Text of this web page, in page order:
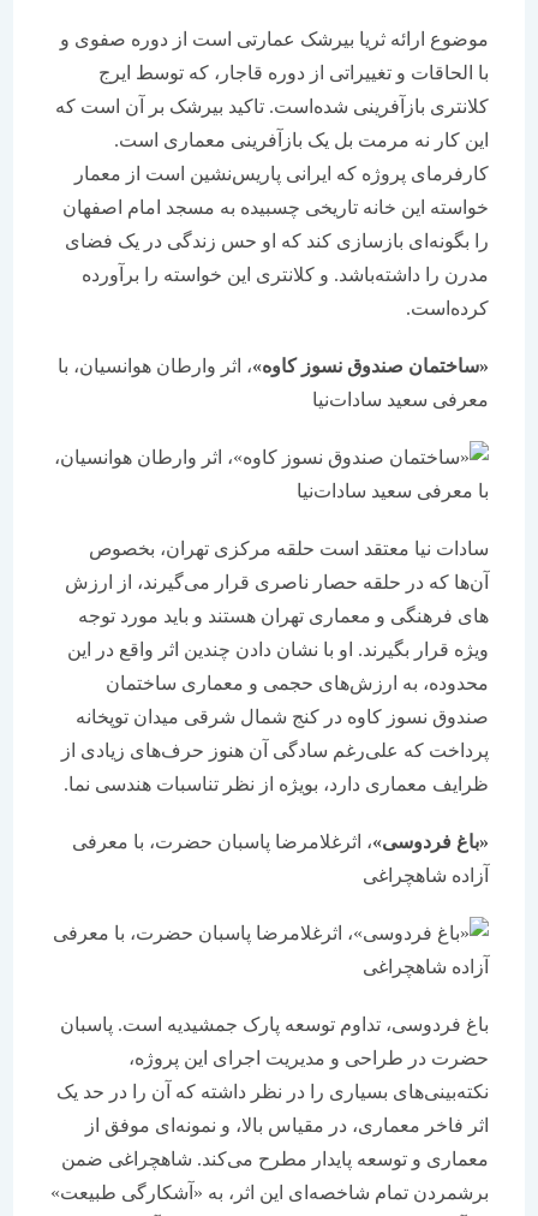
موضوع ارائه ثریا بیرشک عمارتی است از دوره صفوی و
با الحاقات و تغییراتی از دوره قاجار، که توسط ایرج
کلانتری بازآفرینی شده‌است. تاکید بیرشک بر آن است که
این کار نه مرمت بل یک بازآفرینی معماری است.
کارفرمای پروژه که ایرانی پاریس‌نشین است از معمار
خواسته‌ این خانه تاریخی چسبیده به مسجد امام اصفهان
را بگونه‌ای بازسازی کند که او حس زندگی در یک فضای
مدرن را داشته‌باشد. و کلانتری این خواسته را بر‌آورده
کرده‌‌است.
«ساختمان صندوق نسوز کاوه» ، اثر وارطان هوانسیان، با
معرفی سعید سادات‌نیا
سادات نیا معتقد است حلقه مرکزی تهران،‌ بخصوص
آن‌ها که در حلقه حصار ناصری قرار می‌گیرند، از ارزش
های فرهنگی و معماری تهران هستند و باید مورد توجه
ویژه قرار بگیرند. او با نشان دادن چندین اثر واقع در این
محدوده، به ارزش‌های حجمی و معماری ساختمان
صندوق نسوز کاوه در کنج شمال شرقی میدان توپخانه
پرداخت که علی‌رغم سادگی آن هنوز حرف‌های زیادی از
ظرایف معماری دارد،‌ بویژه از نظر تناسبات هندسی نما.
«باغ فردوسی»، اثرغلامرضا پاسبان حضرت، با معرفی
آزاده شاهچراغی
باغ فردوسی، تداوم توسعه پارک جمشیدیه است. پاسبان
حضرت در طراحی و مدیریت اجرای این پروژه،
نکته‌بینی‌های بسیاری را در نظر داشته که آن را در حد یک
اثر فاخر معماری، در مقیاس بالا، ‌و نمونه‌ای موفق از
معماری و توسعه پایدار مطرح می‌کند. شاهچراغی ضمن
برشمردن تمام شاخصه‌ای این اثر، به «آشکارگی طبیعت»